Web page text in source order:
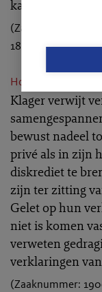
kantoorgenoot...
(Zaaknummer:
18182)
Hof van Discipline
Klager verwijt
bewust nadeel
privé als in zijn
diskrediet te
zijn ter zitting
Gelet op hun
niet is komen
verweten
verklaringen van
(Zaaknummer: